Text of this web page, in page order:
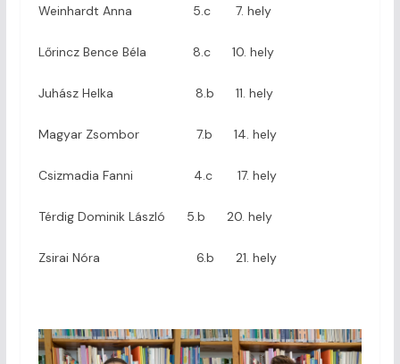
Weinhardt Anna 5.c 7. hely
Lőrincz Bence Béla 8.c 10. hely
Juhász Helka 8.b 11. hely
Magyar Zsombor 7.b 14. hely
Csizmadia Fanni 4.c 17. hely
Térdig Dominik László 5.b 20. hely
Zsirai Nóra 6.b 21. hely